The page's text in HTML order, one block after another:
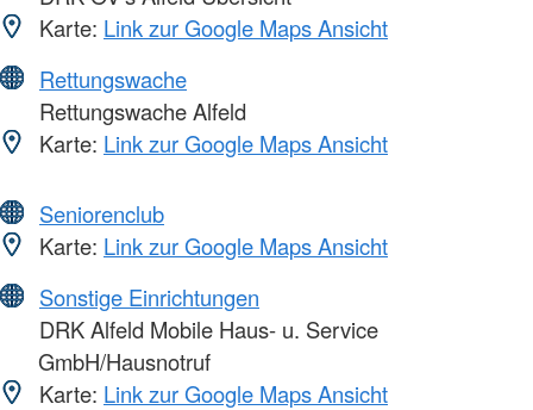
Karte: Link zur Google Maps Ansicht
Rettungswache
Rettungswache Alfeld
Karte: Link zur Google Maps Ansicht
Seniorenclub
Karte: Link zur Google Maps Ansicht
Sonstige Einrichtungen
DRK Alfeld Mobile Haus- u. Service
GmbH/Hausnotruf
Karte: Link zur Google Maps Ansicht